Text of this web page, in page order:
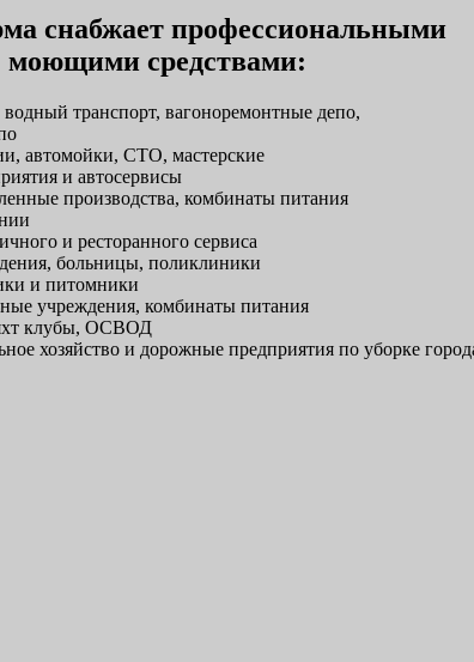
снабжает профессиональными
моющими средствами:
транспорт, вагоноремонтные депо,
автомойки, СТО, мастерские
и автосервисы
производства, комбинаты питания
и ресторанного сервиса
больницы, поликлиники
и питомники
учреждения, комбинаты питания
клубы, ОСВОД
хозяйство и дорожные предприятия по уборке